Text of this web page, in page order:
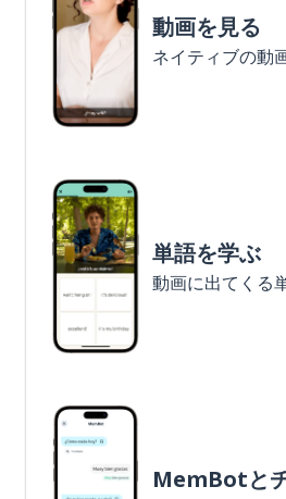
動画を見る
ネイティブの動
単語を学ぶ
動画に出てくる
MemBotと